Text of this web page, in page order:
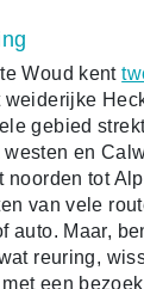
Woud kent
weiderijke
gebied
en
noorden tot
van vele
auto. Maar,
reuring,
een